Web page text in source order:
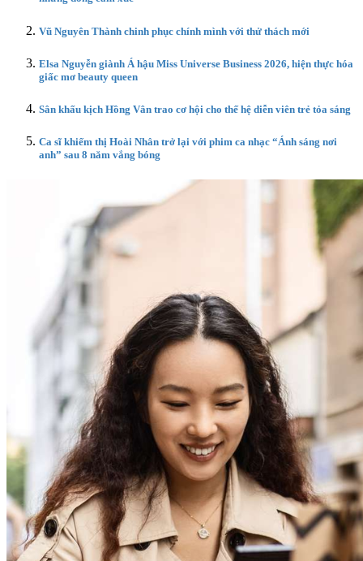
Vũ Nguyên Thành chinh phục chính mình với thử thách mới
Elsa Nguyễn giành Á hậu Miss Universe Business 2026, hiện thực hóa
giấc mơ beauty queen
Sân khấu kịch Hồng Vân trao cơ hội cho thế hệ diễn viên trẻ tỏa sáng
Ca sĩ khiếm thị Hoài Nhân trở lại với phim ca nhạc “Ánh sáng nơi
anh” sau 8 năm vắng bóng